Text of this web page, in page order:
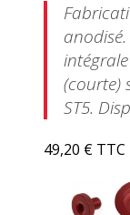
(courte)
ST5.
49,20 € TTC